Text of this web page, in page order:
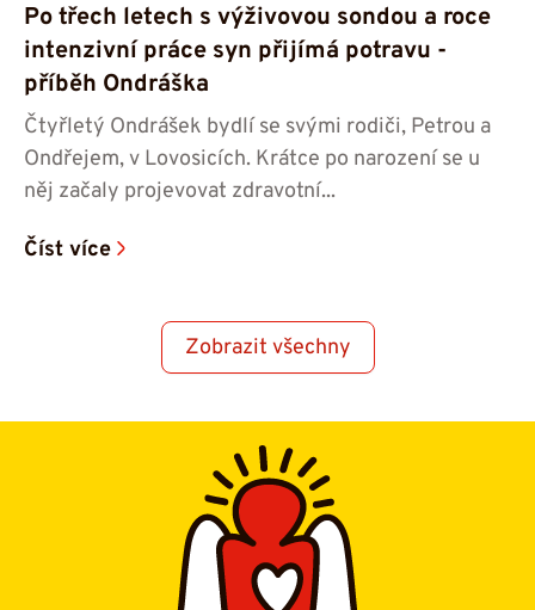
Po třech letech s výživovou sondou a roce
intenzivní práce syn přijímá potravu -⁠⁠⁠⁠⁠⁠
příběh Ondráška
Čtyřletý Ondrášek bydlí se svými rodiči, Petrou a
Ondřejem, v Lovosicích. Krátce po narození se u
něj začaly projevovat zdravotní...
Číst více
Zobrazit všechny